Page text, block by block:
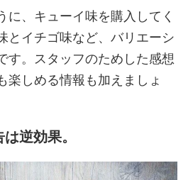
に、キューイ味を購入してく
とイチゴ味など、バリエーシ
す。スタッフのためした感想
楽しめる情報も加えましょ
逆効果。